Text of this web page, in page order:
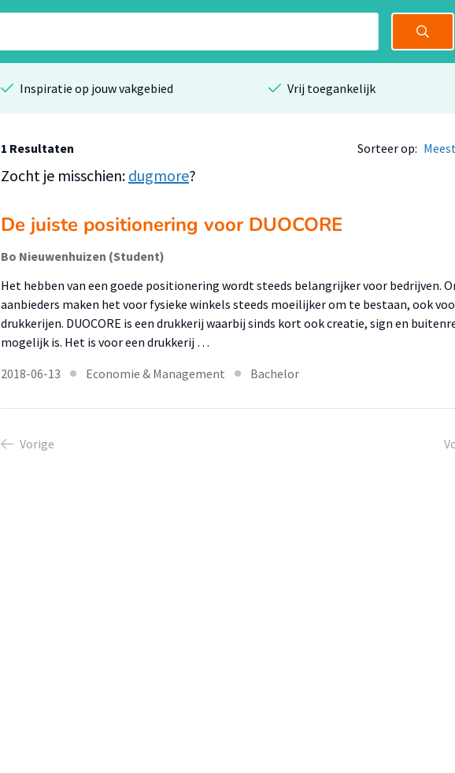
Inspiratie op jouw vakgebied Vrij toegankelijk
1 Resultaten Sorteer op:
Zocht je misschien: dugmore?
De juiste positionering voor DUOCORE
Bo Nieuwenhuizen (Student)
Het hebben van een goede positionering wordt steeds belangrijker voor bedrijven.
aanbieders maken het voor fysieke winkels steeds moeilijker om te bestaan, ook
drukkerijen. DUOCORE is een drukkerij waarbij sinds kort ook creatie, sign en
mogelijk is. Het is voor een drukkerij …
2018-06-13
Economie & Management Bachelor
Vorige